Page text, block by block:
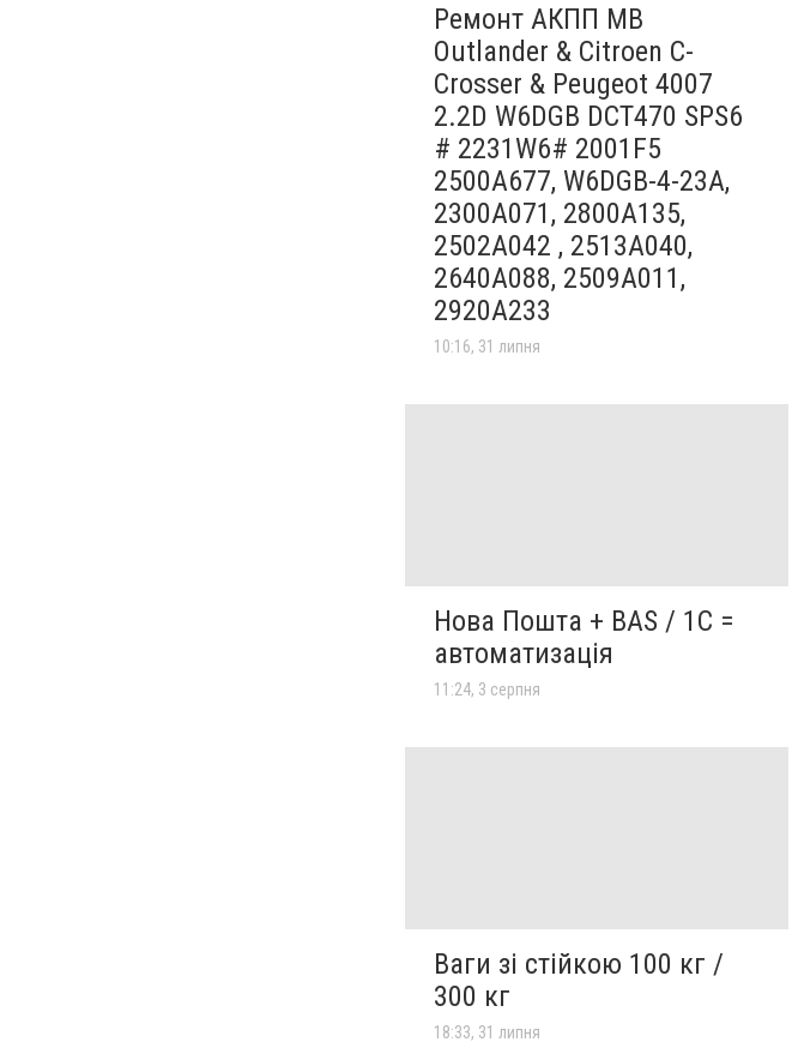
Ремонт АКПП MB
Outlander & Citroen C-
Crosser & Peugeot 4007
2.2D W6DGB DCT470 SPS6
# 2231W6# 2001F5
2500A677, W6DGB-4-23A,
2300A071, 2800A135,
2502A042 , 2513A040,
2640A088, 2509A011,
2920A233
10:16, 31 липня
Нова Пошта + BAS / 1C =
автоматизація
11:24, 3 серпня
Ваги зі стійкою 100 кг /
300 кг
18:33, 31 липня